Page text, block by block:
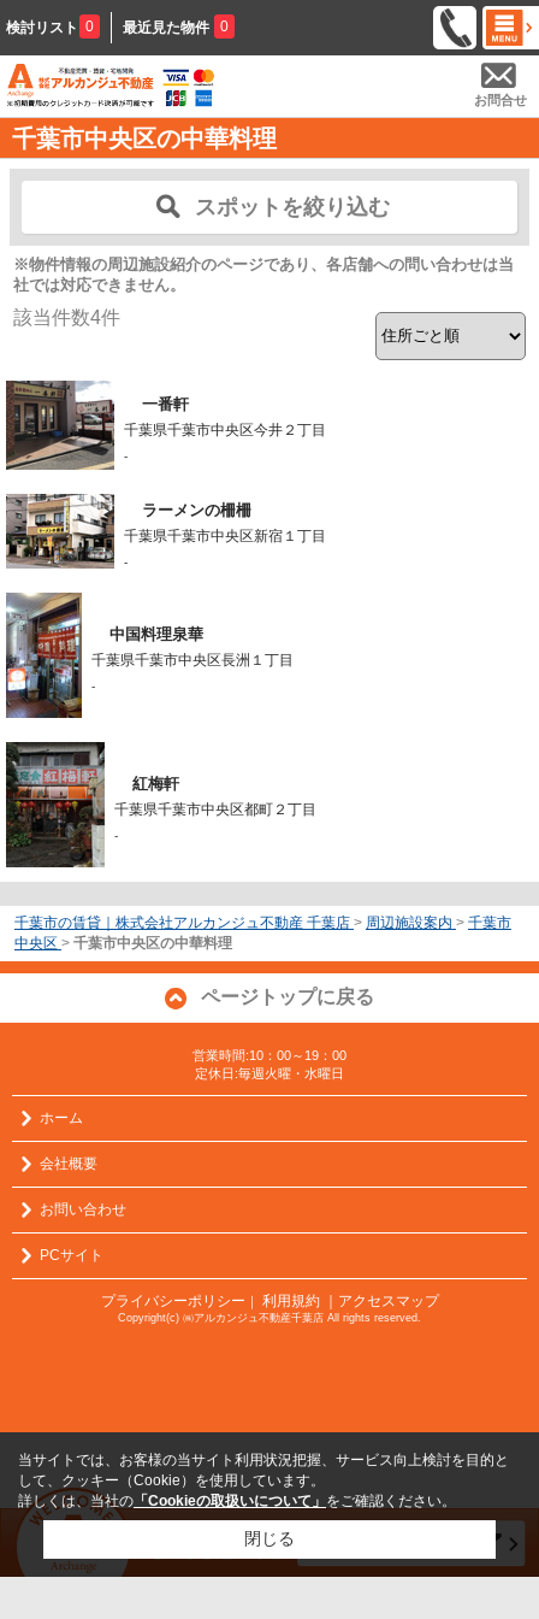
検討リスト 0 最近見た物件 0
お問合せ
千葉市中央区の中華料理
スポットを絞り込む
※物件情報の周辺施設紹介のページであり、各店舗への問い合わせは当
社では対応できません。
該当件数4件
一番軒
千葉県千葉市中央区今井２丁目
-
ラーメンの柵柵
千葉県千葉市中央区新宿１丁目
-
中国料理泉華
千葉県千葉市中央区長洲１丁目
-
紅梅軒
千葉県千葉市中央区都町２丁目
-
千葉市の賃貸｜株式会社アルカンジュ不動産 千葉店 > 周辺施設案内 > 千葉市
中央区 > 千葉市中央区の中華料理
ページトップに戻る
営業時間:10：00～19：00
定休日:毎週火曜・水曜日
ホーム
会社概要
お問い合わせ
PCサイト
プライバシーポリシー ｜ 利用規約 ｜アクセスマップ
Copyright(c) ㈱アルカンジュ不動産千葉店 All rights reserved.
当サイトでは、お客様の当サイト利用状況把握、サービス向上検討を目的と
して、クッキー（Cookie）を使用しています。
詳しくは、当社の 「Cookieの取扱いについて」 をご確認ください。
閉じる